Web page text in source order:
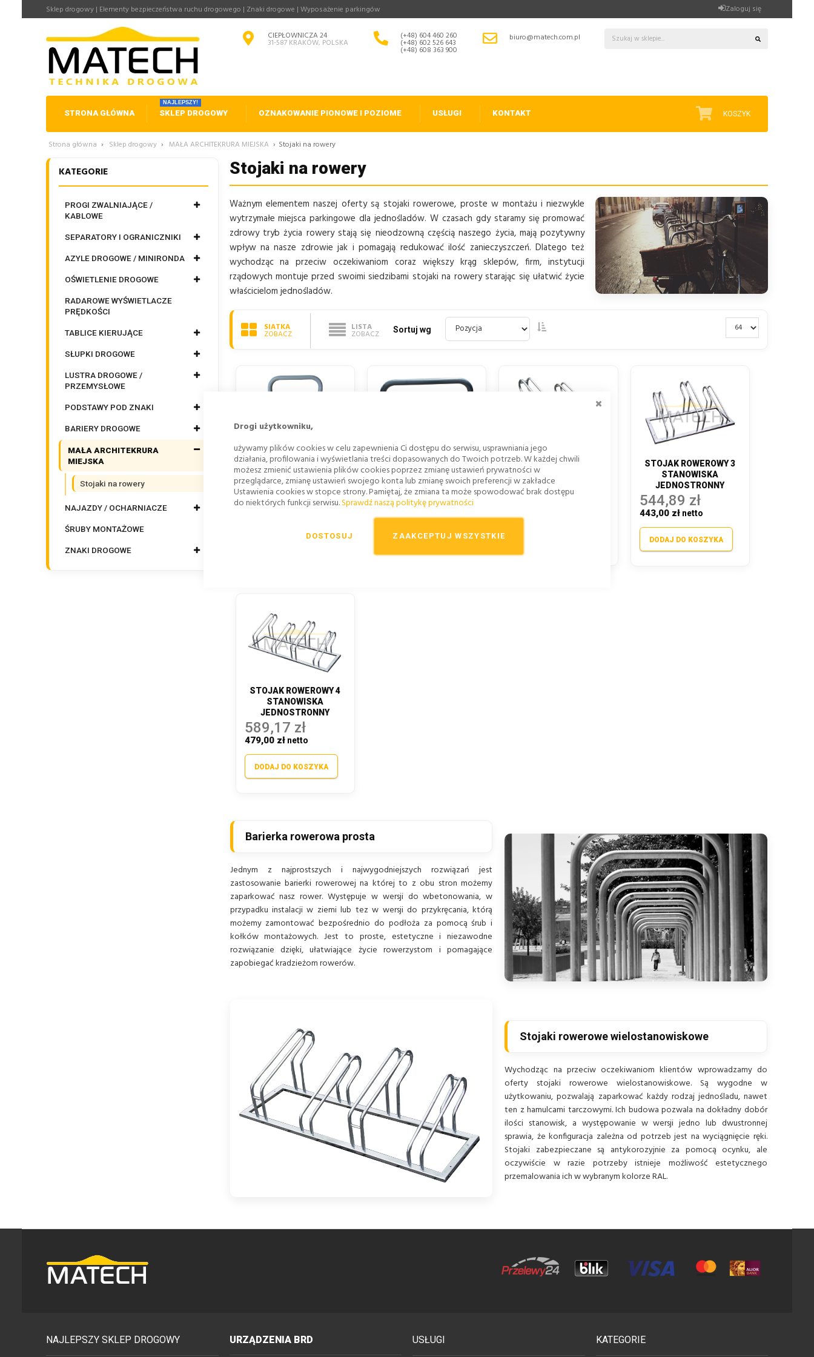
Drogi użytkowniku,
używamy plików cookies w celu zapewnienia Ci dostępu do serwisu, usprawniania jego
działania, profilowania i wyświetlania treści dopasowanych do Twoich potrzeb. W każdej chwili
możesz zmienić ustawienia plików cookies poprzez zmianę ustawień prywatności w
przeglądarce, zmianę ustawień swojego konta lub zmianę swoich preferencji w zakładce
Ustawienia cookies w stopce strony. Pamiętaj, że zmiana ta może spowodować brak dostępu
do niektórych funkcji serwisu.Sprawdź naszą politykę prywatności
ZAAKCEPTUJ WSZYSTKIE
DOSTOSUJ
Sklep drogowy | Elementy bezpieczeństwa ruchu drogowego | Znaki drogowe | Wyposażenie parkingów Zaloguj się
CIEPŁOWNICZA 24
31-587 KRAKÓW, POLSKA
(+48) 604 460 260
(+48) 602 526 643
(+48) 608 363 900
biuro@matech.com.pl
STRONA GŁÓWNA SKLEP DROGOWY
NAJLEPSZY!
OZNAKOWANIE PIONOWE I POZIOME USŁUGI KONTAKT KOSZYK
Strona główna › Sklep drogowy › MAŁA ARCHITEKRURA MIEJSKA › Stojaki na rowery
Stojaki na rowery
Ważnym elementem naszej oferty są stojaki rowerowe, proste w montażu i niezwykle
wytrzymałe miejsca parkingowe dla jednośladów. W czasach gdy staramy się promować
zdrowy tryb życia rowery stają się nieodzowną częścią naszego życia, mają pozytywny
wpływ na nasze zdrowie jak i pomagają redukować ilość zanieczyszczeń. Dlatego też
wychodząc na przeciw oczekiwaniom coraz większy krąg sklepów, firm, instytucji
rządowych montuje przed swoimi siedzibami stojaki na rowery starając się ułatwić życie
właścicielom jednośladów.
SIATKA
ZOBACZ
LISTA
ZOBACZ Sortuj wg
BARIERA ROWEROWA DO
ZABETONOWANIA
306,27 zł
249,00 zł
BARIERA ROWEROWA
PRZYKRĘCANA
325,95 zł
265,00 zł
STOJAK ROWEROWY 2
STANOWISKA
JEDNOSTRONNY
345,63 zł
STOJAK ROWEROWY 3
STANOWISKA
JEDNOSTRONNY
544,89 zł
443,00 zł
DODAJ DO KOSZYKA
STOJAK ROWEROWY 4
STANOWISKA
JEDNOSTRONNY
589,17 zł
479,00 zł
DODAJ DO KOSZYKA
Barierka rowerowa prosta
Jednym z najprostszych i najwygodniejszych rozwiązań jest
zastosowanie barierki rowerowej na której to z obu stron możemy
zaparkować nasz rower. Występuje w wersji do wbetonowania, w
przypadku instalacji w ziemi lub tez w wersji do przykręcania, którą
możemy zamontować bezpośrednio do podłoża za pomocą śrub i
kołków montażowych. Jest to proste, estetyczne i niezawodne
rozwiązanie dzięki, ułatwiające życie rowerzystom i pomagające
zapobiegać kradzieżom rowerów.
Stojaki rowerowe wielostanowiskowe
Wychodząc na przeciw oczekiwaniom klientów wprowadzamy do
oferty stojaki rowerowe wielostanowiskowe. Są wygodne w
użytkowaniu, pozwalają zaparkować każdy rodzaj jednośladu, nawet
ten z hamulcami tarczowymi. Ich budowa pozwala na dokładny dobór
ilości stanowisk, a występowanie w wersji jedno lub dwustronnej
sprawia, że konfiguracja zależna od potrzeb jest na wyciągnięcie ręki.
Stojaki zabezpieczane są antykorozyjnie za pomocą ocynku, ale
oczywiście w razie potrzeby istnieje możliwość estetycznego
przemalowania ich w wybranym kolorze RAL.
KATEGORIE
PROGI ZWALNIAJĄCE /
KABLOWE
SEPARATORY I OGRANICZNIKI
AZYLE DROGOWE / MINIRONDA
OŚWIETLENIE DROGOWE
RADAROWE WYŚWIETLACZE
PRĘDKOŚCI
TABLICE KIERUJĄCE
SŁUPKI DROGOWE
LUSTRA DROGOWE /
PRZEMYSŁOWE
PODSTAWY POD ZNAKI
BARIERY DROGOWE
MAŁA ARCHITEKRURA
MIEJSKA
Stojaki na rowery
NAJAZDY / OCHARNIACZE
ŚRUBY MONTAŻOWE
ZNAKI DROGOWE
NAJLEPSZY SKLEP DROGOWY URZĄDZENIA BRD USŁUGI KATEGORIE